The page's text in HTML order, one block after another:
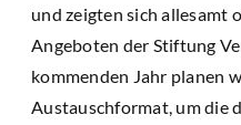
und zeigten sich allesamt
Angeboten der Stiftung
kommenden Jahr planen
Austauschformat, um die